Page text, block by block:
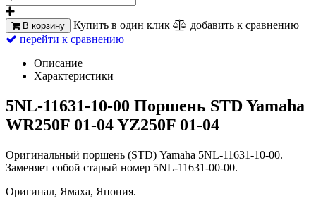
В корзину Купить в один клик
добавить к сравнению
перейти к сравнению
Описание
Характеристики
5NL-11631-10-00 Поршень STD Yamaha
WR250F 01-04 YZ250F 01-04
Оригинальный поршень (STD) Yamaha 5NL-11631-10-00.
Заменяет собой старый номер 5NL-11631-00-00.
Оригинал, Ямаха, Япония.